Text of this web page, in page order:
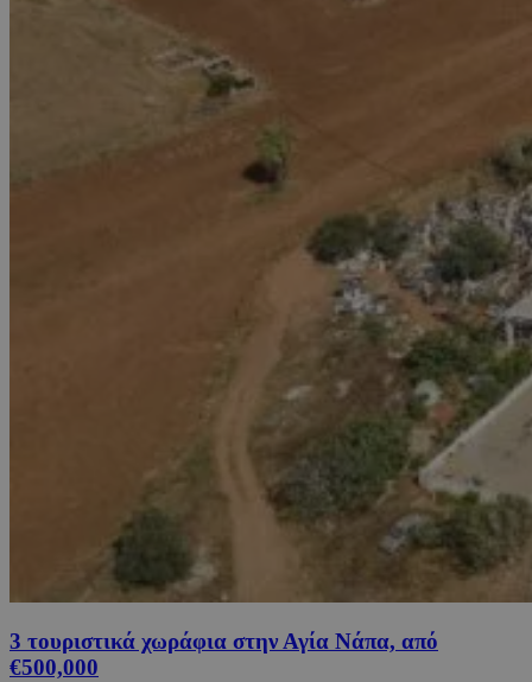
3 τουριστικά χωράφια στην Αγία Νάπα, από
€500,000